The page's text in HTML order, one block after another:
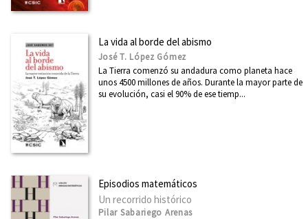
La vida al borde del abismo
José T. López Gómez
La Tierra comenzó su andadura como planeta hace
unos 4500 millones de años. Durante la mayor parte de
su evolución, casi el 90% de ese tiemp...
Episodios matemáticos
Un recorrido histórico
Pilar Sabariego Arenas